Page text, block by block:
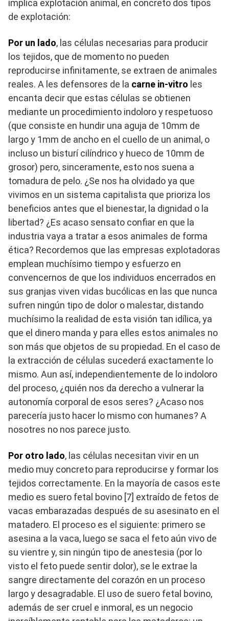
implica explotación animal, en concreto dos tipos
de explotación:
Por un lado, las células necesarias para producir
los tejidos, que de momento no pueden
reproducirse infinitamente, se extraen de animales
reales. A les defensores de la carne in-vitro les
encanta decir que estas células se obtienen
mediante un procedimiento indoloro y respetuoso
(que consiste en hundir una aguja de 10mm de
largo y 1mm de ancho en el cuello de un animal, o
incluso un bisturí cilíndrico y hueco de 10mm de
grosor) pero, sinceramente, esto nos suena a
tomadura de pelo. ¿Se nos ha olvidado ya que
vivimos en un sistema capitalista que prioriza los
beneficios antes que el bienestar, la dignidad o la
libertad? ¿Es acaso sensato confiar en que la
industria vaya a tratar a esos animales de forma
ética? Recordemos que las empresas explotadoras
emplean muchísimo tiempo y esfuerzo en
convencernos de que los individuos encerrados en
sus granjas viven vidas bucólicas en las que nunca
sufren ningún tipo de dolor o malestar, distando
muchísimo la realidad de esta visión tan idílica, ya
que el dinero manda y para elles estos animales no
son más que objetos de su propiedad. En el caso de
la extracción de células sucederá exactamente lo
mismo. Aun así, independientemente de lo indoloro
del proceso, ¿quién nos da derecho a vulnerar la
autonomía corporal de esos seres? ¿Acaso nos
parecería justo hacer lo mismo con humanes? A
nosotres no nos parece justo.
Por otro lado, las células necesitan vivir en un
medio muy concreto para reproducirse y formar los
tejidos correctamente. En la mayoría de casos este
medio es suero fetal bovino [7] extraído de fetos de
vacas embarazadas después de su asesinato en el
matadero. El proceso es el siguiente: primero se
asesina a la vaca, luego se saca el feto aún vivo de
su vientre y, sin ningún tipo de anestesia (por lo
visto el feto puede sentir dolor), se le extrae la
sangre directamente del corazón en un proceso
largo y desagradable. El uso de suero fetal bovino,
además de ser cruel e inmoral, es un negocio